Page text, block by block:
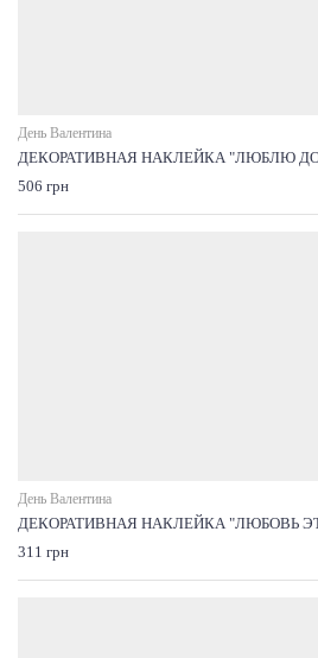
День Валентина
ДЕКОРАТИВНАЯ НАКЛЕЙКА "ЛЮБЛЮ
506 грн
День Валентина
ДЕКОРАТИВНАЯ НАКЛЕЙКА "ЛЮБОВЬ
311 грн